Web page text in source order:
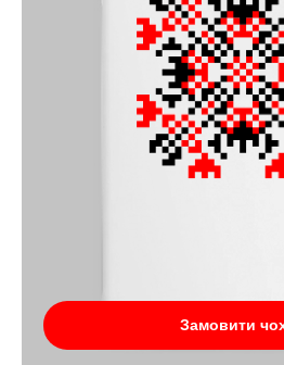
Замовити